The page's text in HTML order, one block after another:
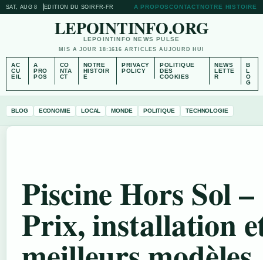
SAT, AUG 8 EDITION DU SOIR FR-FR A PROPOSCONTACTNOTRE HISTOIRE
LEPOINTINFO.ORG
LEPOINTINFO NEWS PULSE
MIS A JOUR 18:1616 ARTICLES AUJOURD HUI
AC
CU
EIL
A
PRO
POS
CO
NTA
CT
NOTRE
HISTOIR
E
PRIVACY
POLICY
POLITIQUE
DES
COOKIES
NEWS
LETTE
R
B
L
O
G
BLOG ECONOMIE LOCAL MONDE POLITIQUE TECHNOLOGIE
Piscine Hors Sol –
Prix, installation